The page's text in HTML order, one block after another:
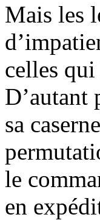
Mais les
celles
D’autant
sa
le
en